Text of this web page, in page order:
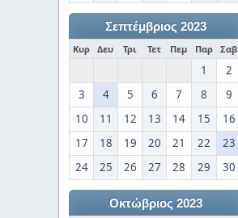
Σεπτέμβριος 2023
Κυρ Δευ Τρι Τετ Πεμ Παρ Σαβ
1
2
3
4 5 6 7 8
9
10
11 12 13 14 15
16
17
18 19 20 21 22
23
24
25 26 27 28 29 30
Οκτώβριος 2023